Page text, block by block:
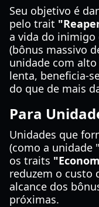
Seu objetivo é
pelo trait
a vida do
(bônus massivo
unidade com
lenta, beneficia-
do que de mais
Para
Unidades que
(como a unidade
os traits
reduzem o custo
alcance dos
próximas.